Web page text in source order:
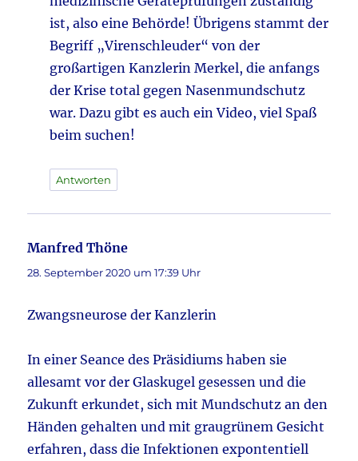
ist, also eine Behörde! Übrigens stammt der
Begriff „Virenschleuder“ von der
großartigen Kanzlerin Merkel, die anfangs
der Krise total gegen Nasenmundschutz
war. Dazu gibt es auch ein Video, viel Spaß
beim suchen!
Antworten
Manfred Thöne
28. September 2020 um 17:39 Uhr
Zwangsneurose der Kanzlerin
In einer Seance des Präsidiums haben sie
allesamt vor der Glaskugel gesessen und die
Zukunft erkundet, sich mit Mundschutz an den
Händen gehalten und mit graugrünem Gesicht
erfahren, dass die Infektionen expontentiell